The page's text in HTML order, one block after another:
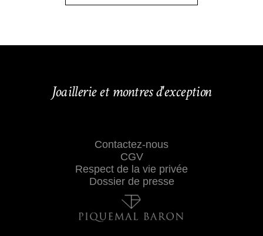
Joaillerie et montres d'exception
Contactez-nous
CGV
Respect de la vie privée
Dossier de presse